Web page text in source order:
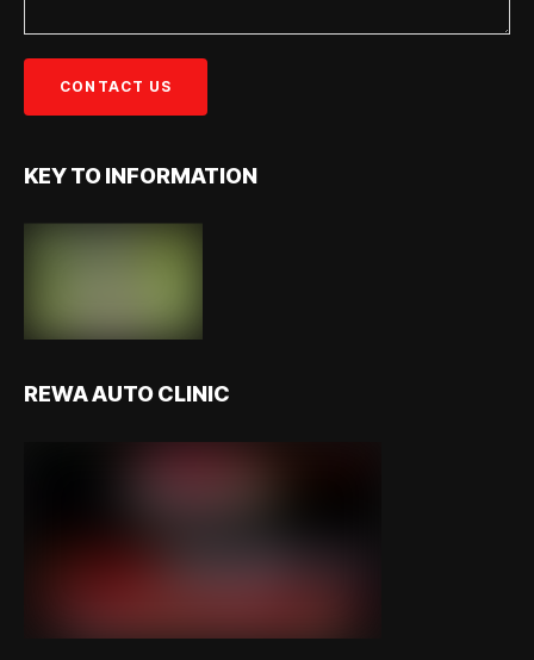
KEY TO INFORMATION
REWA AUTO CLINIC